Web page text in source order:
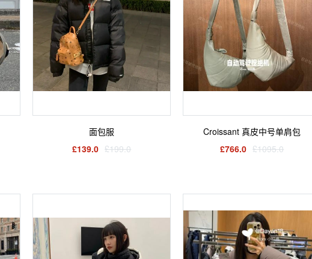
面包服
£139.0 £199.0
Croissant 真皮中号单肩包
£766.0 £1095.0